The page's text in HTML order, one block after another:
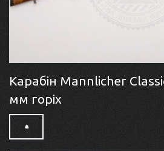
Карабін Mannlicher
мм горіх